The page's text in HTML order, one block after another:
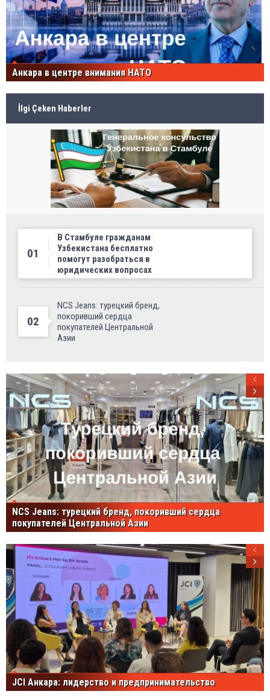
Анкара в центре внимания НАТО
İlgi Çeken Haberler
01
В Стамбуле гражданам
Узбекистана бесплатно
помогут разобраться в
юридических вопросах
02
NCS Jeans: турецкий бренд,
покоривший сердца
покупателей Центральной
Азии
NCS Jeans: турецкий бренд, покоривший сердца
покупателей Центральной Азии
JCI Анкара: лидерство и предпринимательство